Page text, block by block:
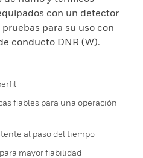
con un detector
para su uso con
conducto DNR (W).
fiables para una operación
al paso del tiempo
mayor fiabilidad